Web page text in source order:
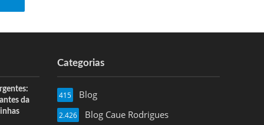
da
Categorias
Blog
415
Blog Caue Rodrigues
2.426